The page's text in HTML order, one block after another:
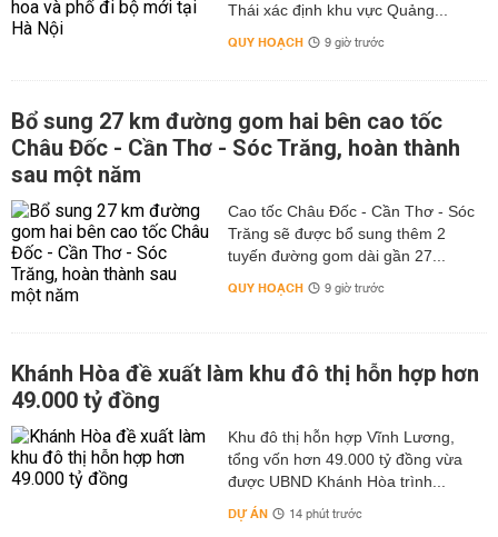
Thái xác định khu vực Quảng...
QUY HOẠCH 9 giờ trước
Bổ sung 27 km đường gom hai bên cao tốc
Châu Đốc - Cần Thơ - Sóc Trăng, hoàn thành
sau một năm
Cao tốc Châu Đốc - Cần Thơ - Sóc
Trăng sẽ được bổ sung thêm 2
tuyến đường gom dài gần 27...
QUY HOẠCH 9 giờ trước
Khánh Hòa đề xuất làm khu đô thị hỗn hợp hơn
49.000 tỷ đồng
Khu đô thị hỗn hợp Vĩnh Lương,
tổng vốn hơn 49.000 tỷ đồng vừa
được UBND Khánh Hòa trình...
DỰ ÁN 14 phút trước